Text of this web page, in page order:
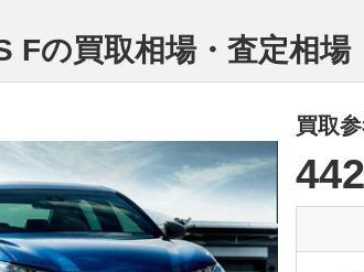
Fの買取相場・査定相場
買取
442